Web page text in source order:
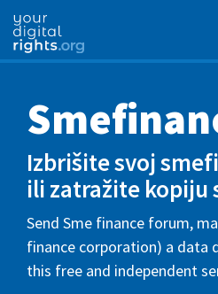
Izbrišite svoj
ili zatražite kopiju
Send Sme finance forum,
finance corporation) a data
this free and independent